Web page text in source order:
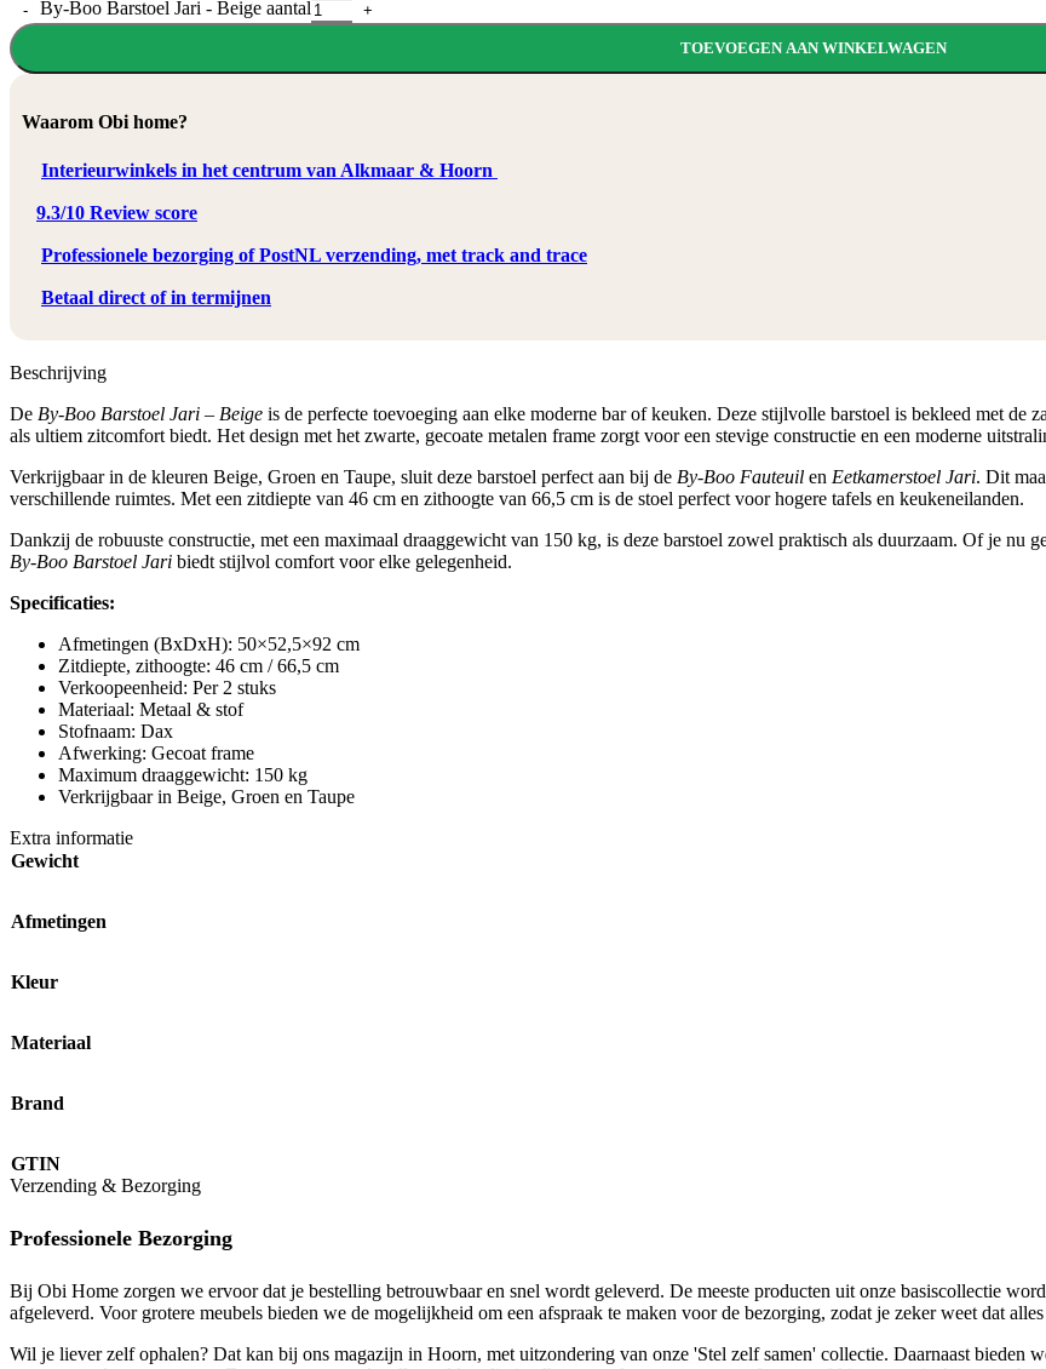
By-Boo Barstoel Jari - Beige aantal
TOEVOEGEN AAN WINKELWAGEN
Waarom Obi home?
Interieurwinkels in het centrum van Alkmaar & Hoorn
9.3/10 Review score
Professionele bezorging of PostNL verzending, met track and trace
Betaal direct of in termijnen
Beschrijving
De By-Boo Barstoel Jari – Beige is de perfecte toevoeging aan elke moderne bar of keuken. Deze stijlvolle barstoel is bekleed met
als ultiem zitcomfort biedt. Het design met het zwarte, gecoate metalen frame zorgt voor een stevige constructie en een moderne
Verkrijgbaar in de kleuren Beige, Groen en Taupe, sluit deze barstoel perfect aan bij de By-Boo Fauteuil en Eetkamerstoel Jari. Dit
verschillende ruimtes. Met een zitdiepte van 46 cm en zithoogte van 66,5 cm is de stoel perfect voor hogere tafels en keukeneilanden.
Dankzij de robuuste constructie, met een maximaal draaggewicht van 150 kg, is deze barstoel zowel praktisch als duurzaam. Of je nu
By-Boo Barstoel Jari biedt stijlvol comfort voor elke gelegenheid.
Specificaties:
Afmetingen (BxDxH): 50×52,5×92 cm
Zitdiepte, zithoogte: 46 cm / 66,5 cm
Verkoopeenheid: Per 2 stuks
Materiaal: Metaal & stof
Stofnaam: Dax
Afwerking: Gecoat frame
Maximum draaggewicht: 150 kg
Verkrijgbaar in Beige, Groen en Taupe
Extra informatie
Gewicht
Afmetingen
Kleur
Materiaal
Brand
GTIN
Verzending & Bezorging
Professionele Bezorging
Bij Obi Home zorgen we ervoor dat je bestelling betrouwbaar en snel wordt geleverd. De meeste producten uit onze basiscollectie
afgeleverd. Voor grotere meubels bieden we de mogelijkheid om een afspraak te maken voor de bezorging, zodat je zeker weet dat
Wil je liever zelf ophalen? Dat kan bij ons magazijn in Hoorn, met uitzondering van onze 'Stel zelf samen' collectie. Daarnaast bieden